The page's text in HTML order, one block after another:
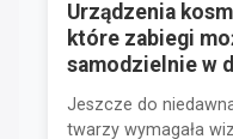
Urządzenia
które zabiegi
samodzielnie w
Jeszcze do
twarzy wymagała